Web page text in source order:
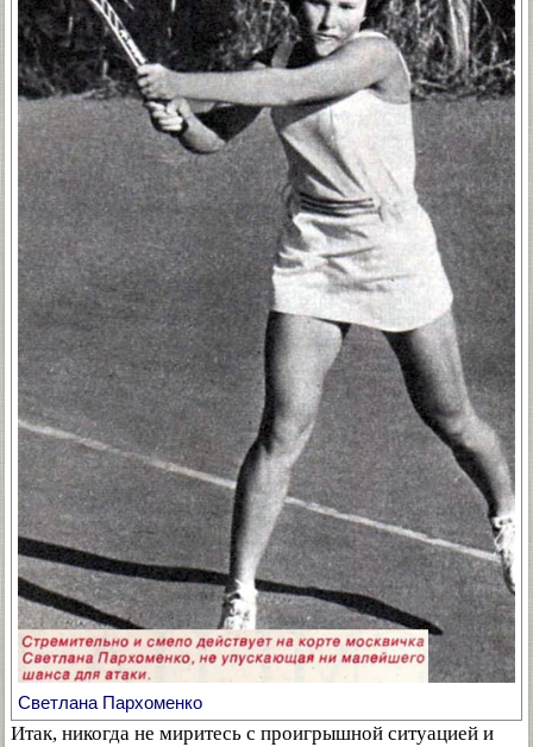
Светлана Пархоменко
Итак, никогда не миритесь с проигрышной ситуацией и